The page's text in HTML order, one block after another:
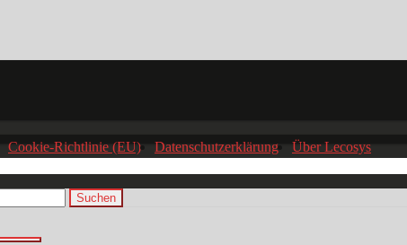
Cookie-Richtlinie (EU) Datenschutzerklärung
Über Lecosys